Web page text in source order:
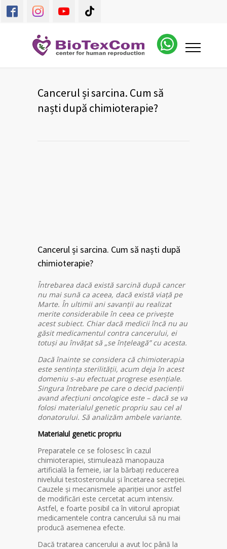
Cancerul și sarcina. Cum să
naști după chimioterapie?
Cancerul și sarcina. Cum să naști după
chimioterapie?
Întrebarea dacă există sarcină după cancer
nu mai sună ca aceea, dacă există viață pe
Marte. În ultimii ani savanții au realizat
merite considerabile în ceea ce privește
acest subiect. Chiar dacă medicii încă nu au
găsit medicamentul contra cancerului, ei
totuși au învățat să „se înțeleagă” cu acesta.
Dacă înainte se considera că chimioterapia
este sentința sterilității, acum deja în acest
domeniu s-au efectuat progrese esențiale.
Singura întrebare pe care o decid pacienții
avand afecțiuni oncologice este – dacă se va
folosi materialul genetic propriu sau cel al
donatorului. Să analizăm ambele variante.
Materialul genetic propriu
Preparatele ce se folosesc în cazul
chimioterapiei, stimulează manopauza
artificială la femeie, iar la bărbați reducerea
nivelului testosteronului și încetarea secreției.
Cauzele și mecanismele apariției unor astfel
de modificări este cercetat acum intensiv.
Astfel, e foarte posibil ca în viitorul apropiat
medicamentele contra cancerului să nu mai
producă asemenea efecte.
Dacă tratarea cancerului a avut loc până la